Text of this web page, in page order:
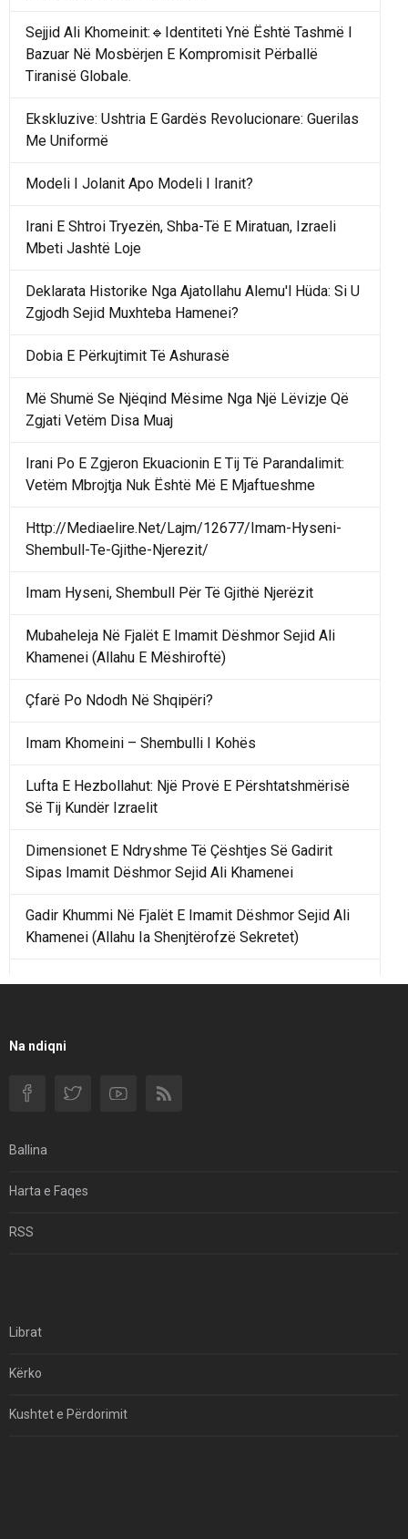
Sejjid Ali Khomeinit:🔹Identiteti Ynë Është Tashmë I
Bazuar Në Mosbërjen E Kompromisit Përballë
Tiranisë Globale.
Ekskluzive: Ushtria E Gardës Revolucionare: Guerilas
Me Uniformë
Modeli I Jolanit Apo Modeli I Iranit?
Irani E Shtroi Tryezën, Shba-Të E Miratuan, Izraeli
Mbeti Jashtë Loje
Deklarata Historike Nga Ajatollahu Alemu'l Hüda: Si U
Zgjodh Sejid Muxhteba Hamenei?
Dobia E Përkujtimit Të Ashurasë
Më Shumë Se Njëqind Mësime Nga Një Lëvizje Që
Zgjati Vetëm Disa Muaj
Irani Po E Zgjeron Ekuacionin E Tij Të Parandalimit:
Vetëm Mbrojtja Nuk Është Më E Mjaftueshme
Http://Mediaelire.Net/Lajm/12677/Imam-Hyseni-
Shembull-Te-Gjithe-Njerezit/
Imam Hyseni, Shembull Për Të Gjithë Njerëzit
Mubaheleja Në Fjalët E Imamit Dëshmor Sejid Ali
Khamenei (Allahu E Mëshiroftë)
Çfarë Po Ndodh Në Shqipëri?
Imam Khomeini – Shembulli I Kohës
Lufta E Hezbollahut: Një Provë E Përshtatshmërisë
Së Tij Kundër Izraelit
Dimensionet E Ndryshme Të Çështjes Së Gadirit
Sipas Imamit Dëshmor Sejid Ali Khamenei
Gadir Khummi Në Fjalët E Imamit Dëshmor Sejid Ali
Khamenei (Allahu Ia Shenjtërofzë Sekretet)
Një Rend Rajonal I Udhëhequr Nga Irani Kundrejt Një
Filmi I Shkurtër Iranian “Pasta Alfredo” Ka Udhëtuar
Na ndiqni
Ballina
Harta e Faqes
RSS
Librat
Kërko
Kushtet e Përdorimit